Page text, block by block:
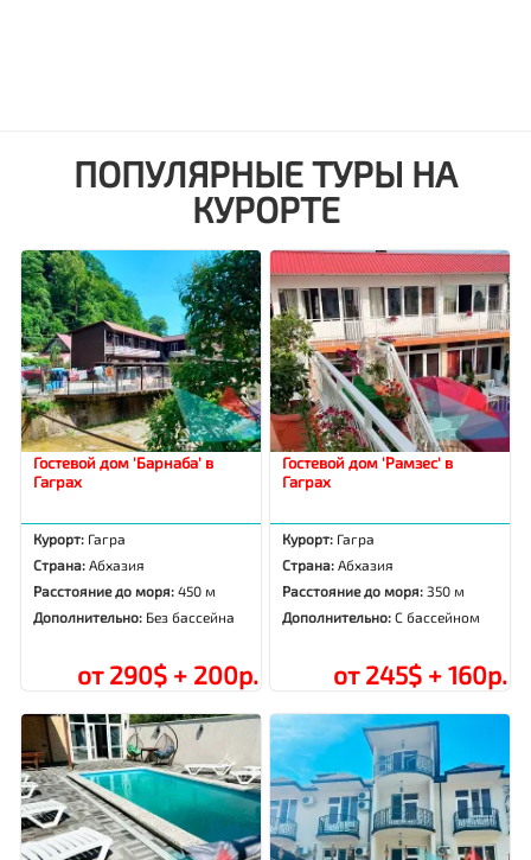
ПОПУЛЯРНЫЕ ТУРЫ НА
КУРОРТЕ
Гостевой дом 'Барнаба' в
Гаграх
Курорт: Гагра
Страна:Абхазия
Расстояние до моря:450 м
Дополнительно: Без бассейна
от 290$ + 200р.
Гостевой дом 'Рамзес' в
Гаграх
Курорт: Гагра
Страна:Абхазия
Расстояние до моря: 350 м
Дополнительно:С бассейном
от 245$ + 160р.